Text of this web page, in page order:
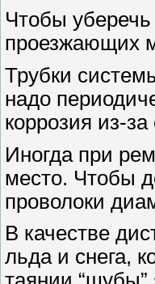
Чтобы
проезжающих
Трубки
надо
коррозия из-
Иногда при
место. Чтобы
проволоки
В качестве
льда и снега,